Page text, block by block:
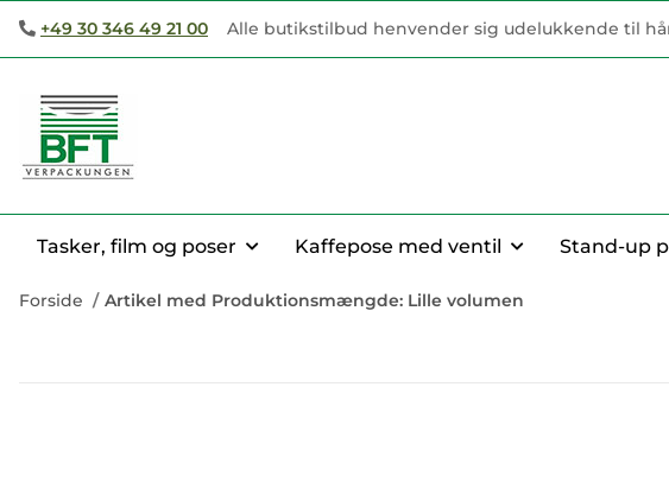
+49 30 346 49 21 00 Alle butikstilbud henvender sig udelukkende til
Tasker, film og poser Kaffepose med ventil Stand-up
Forside Artikel med Produktionsmængde: Lille volumen